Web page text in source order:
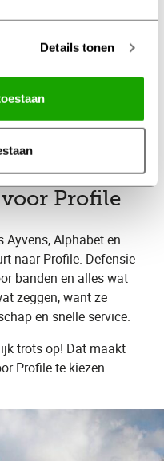
Details tonen
onderhoud – of een
je slijtage en
en
Profile
Alphabet en
naar Profile. Defensie
banden en alles wat
zeggen, want ze
en snelle service.
trots op! Dat maakt
Profile te kiezen.